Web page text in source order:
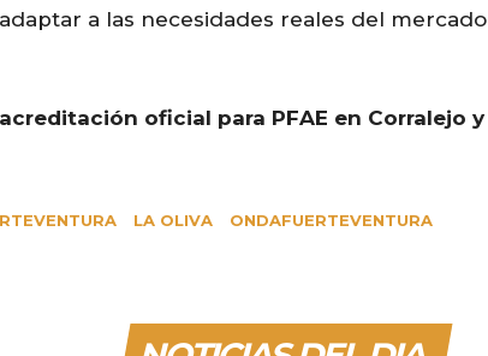
a las necesidades reales del mercado
oficial para PFAE en Corralejo y
LA OLIVA
ONDAFUERTEVENTURA